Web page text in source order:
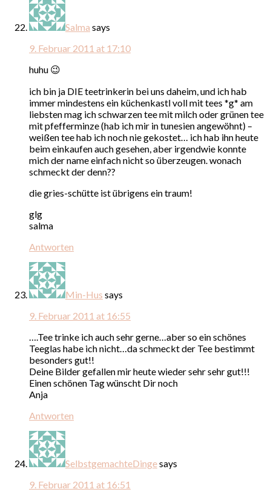
Salma says
9. Februar 2011 at 17:10
huhu 😉
ich bin ja DIE teetrinkerin bei uns daheim, und ich hab
immer mindestens ein küchenkastl voll mit tees *g* am
liebsten mag ich schwarzen tee mit milch oder grünen tee
mit pfefferminze (hab ich mir in tunesien angewöhnt) –
weißen tee hab ich noch nie gekostet… ich hab ihn heute
beim einkaufen auch gesehen, aber irgendwie konnte
mich der name einfach nicht so überzeugen. wonach
schmeckt der denn??
die gries-schütte ist übrigens ein traum!
glg
salma
Antworten
Min-Hus says
9. Februar 2011 at 16:55
….Tee trinke ich auch sehr gerne…aber so ein schönes
Teeglas habe ich nicht…da schmeckt der Tee bestimmt
besonders gut!!
Deine Bilder gefallen mir heute wieder sehr sehr gut!!!
Einen schönen Tag wünscht Dir noch
Anja
Antworten
SelbstgemachteDingesays
9. Februar 2011 at 16:51